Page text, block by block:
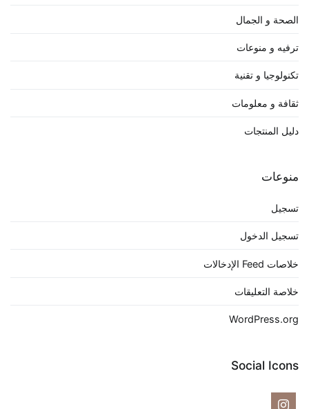
الصحة و الجمال
ترفيه و منوعات
تكنولوجيا و تقنية
ثقافة و معلومات
دليل المنتجات
منوعات
تسجيل
تسجيل الدخول
خلاصات Feed الإدخالات
خلاصة التعليقات
WordPress.org
Social Icons